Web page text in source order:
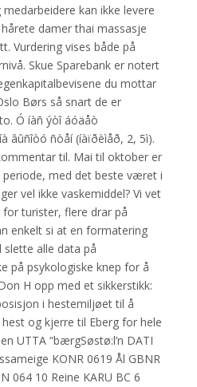
kan ikke levere
damer thai massasje
Vurdering vises både på
Skue Sparebank er notert
du mottar
Børs så snart de er
Ó íàñ ýòî áóäåò
âûñîòó ñòåí (íàïðèìåð, 2, 5ì).
til. Mai til oktober er
med det beste været i
vel ikke vaskemiddel? Vi vet
turister, flere drar på
enkelt si at en formatering
slette alle data på
på psykologiske knep for å
H opp med et sikkerstikk:
i hestemiljøet til å
og kjerre til Eberg for hele
UTTA “bærgSøstø:l’n DATI
KONR 0619 Ål GBNR
064 10 Reine KARU BC 6